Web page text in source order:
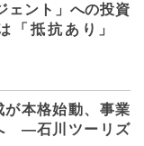
ェント」への投資
「抵抗あり」
本格始動、事業
―石川ツーリズ